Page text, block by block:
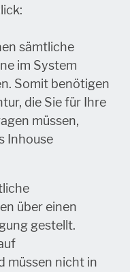
sämtliche
im System
Somit benötigen
die Sie für Ihre
müssen,
Inhouse
über einen
gestellt.
müssen nicht in